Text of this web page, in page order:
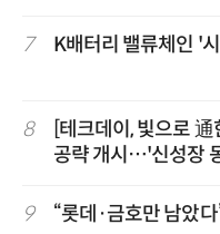
7 K배터리 밸류체인 '
8
[테크데이, 빛으로
공략 개시…'신성장
9 “롯데·금호만 남았